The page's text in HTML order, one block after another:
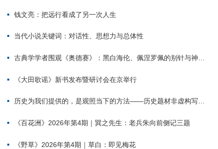
钱文亮：把远行看成了另一次人生
当代小说关键词：对话性、思想力与总体性
古典学学者围观《奥德赛》：黑白海伦、佩涅罗佩的别针与神秘入侵者
《大田歌谣》新书发布暨研讨会在京举行
历史为我们提供的，是观照当下的方法——历史题材非虚构写作多人谈
《百花洲》2026年第4期｜巽之先生：老兵朱向前侧记三题
《野草》2026年第4期｜草白：即见梅花